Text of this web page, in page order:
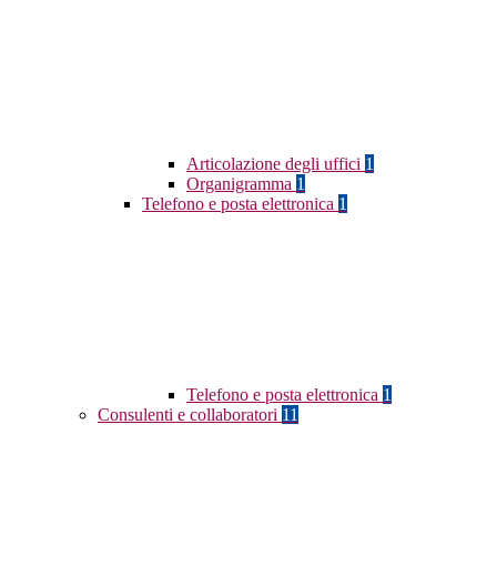
Articolazione degli uffici 1
Organigramma 1
Telefono e posta elettronica 1
Telefono e posta elettronica 1
Consulenti e collaboratori 11